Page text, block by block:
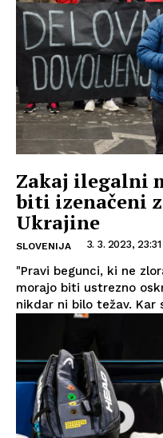
Zakaj ilegalni
biti izenačeni
Ukrajine
SLOVENIJA 3. 3. 2023, 23:31
"Pravi begunci, ki ne
morajo biti ustrezno
nikdar ni bilo težav. Kar